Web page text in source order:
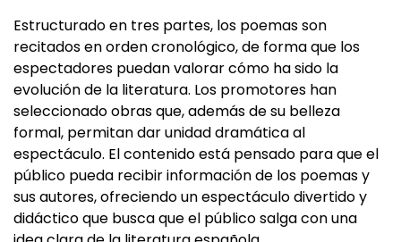
recitados en orden cronológico, de forma que los
espectadores puedan valorar cómo ha sido la
evolución de la literatura. Los promotores han
seleccionado obras que, además de su belleza
formal, permitan dar unidad dramática al
espectáculo. El contenido está pensado para que el
público pueda recibir información de los poemas y
sus autores, ofreciendo un espectáculo divertido y
didáctico que busca que el público salga con una
idea clara de la literatura española.